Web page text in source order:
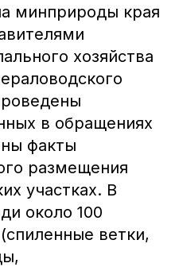
минприроды края
хозяйства
в обращениях
факты
размещения
участках. В
около 100
ветки,